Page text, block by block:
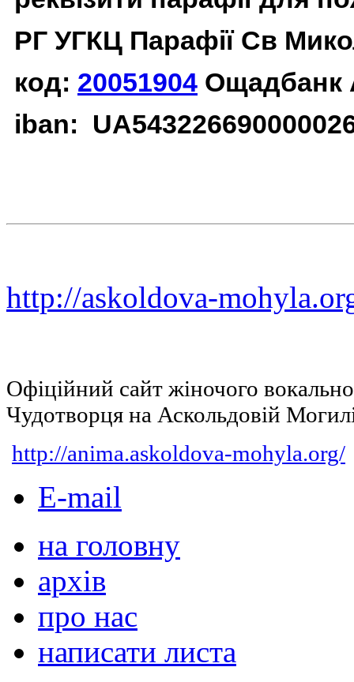
РГ УГКЦ Парафії Св
код: 20051904 Ощадбанк
iban:
http://askoldova-
Офіційний сайт жіночого
Чудотворця на Аскольдовій
http://anima.askoldova-mohyla.org/
E-mail
на головну
архів
про нас
написати листа